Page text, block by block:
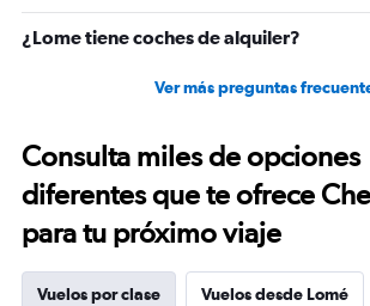
¿Lome tiene coches de alquiler?
Ver más preguntas
Consulta miles de opciones
diferentes que te ofrece
para tu próximo viaje
Vuelos por clase Vuelos desde Lomé